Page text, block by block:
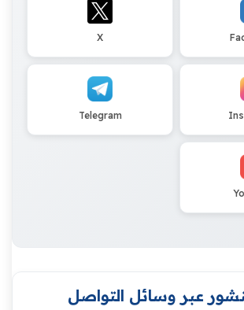
X
Telegram
عبر وسائل التواصل